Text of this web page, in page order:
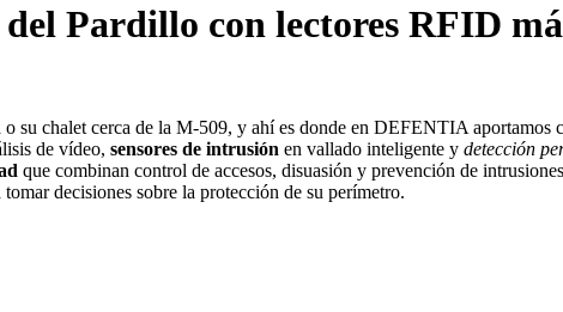
Pardillo con lectores RFID
su chalet cerca de la M-509, y ahí es donde en DEFENTIA aportamos
de vídeo, sensores de intrusión en vallado inteligente y detección
que combinan control de accesos, disuasión y prevención de
decisiones sobre la protección de su perímetro.